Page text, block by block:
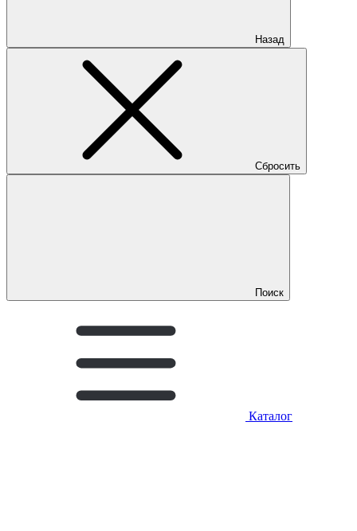
Назад
Сбросить
Поиск
Каталог